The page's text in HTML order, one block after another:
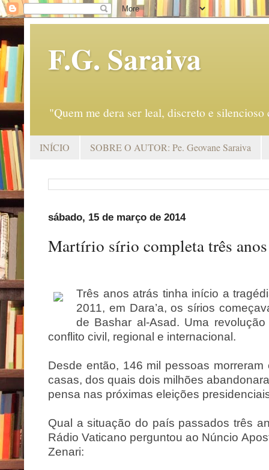
F.G. Saraiva
"Quem me dera ser leal, discreto e
INÍCIO SOBRE O AUTOR: Pe. Geovane Saraiva
sábado, 15 de março de 2014
Martírio sírio completa três anos
Três anos atrás tinha início a tra
2011, em Dara’a, os sírios
de Bashar al-Asad. Uma
conflito civil, regional e internacional.
Desde então, 146 mil pessoas
casas, dos quais dois milhões
pensa nas próximas eleições
Qual a situação do país passados três
Rádio Vaticano perguntou ao Núncio
Zenari: